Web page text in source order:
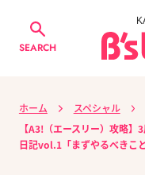
SEARCH
ホーム スペシャル
【A3!（エースリー）攻略
日記vol.1「まずやるべきこと